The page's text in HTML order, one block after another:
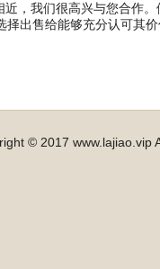
，我们很高兴与您合作
出售给能够充分认可其
© 2017 www.lajiao.vip